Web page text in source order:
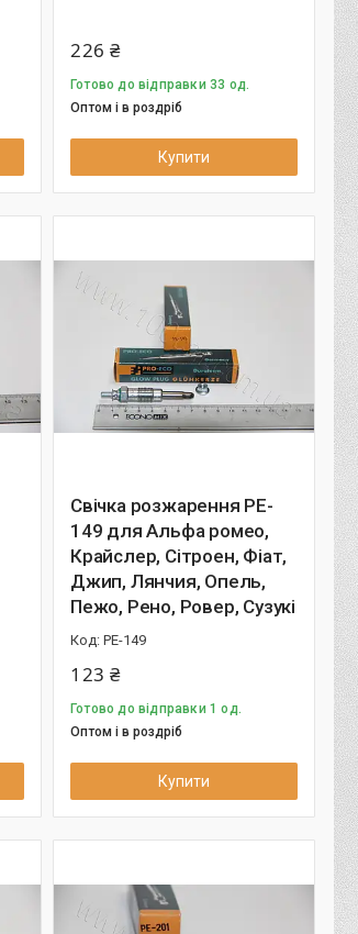
226 ₴
Готово до відправки 33 од.
Оптом і в роздріб
Купити
Свічка розжарення PE-
149 для Альфа ромео,
Крайслер, Сітроен, Фіат,
Джип, Лянчия, Опель,
Пежо, Рено, Ровер, Сузукі
PE-149
123 ₴
Готово до відправки 1 од.
Оптом і в роздріб
Купити